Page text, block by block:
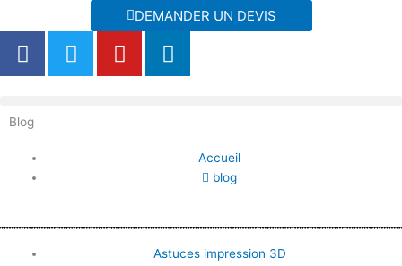
au
contenu
DEMANDER UN DEVIS
F
a
b
o
o
T
w
Y
o
L
i
Blog
Accueil
blog
Astuces impression 3D